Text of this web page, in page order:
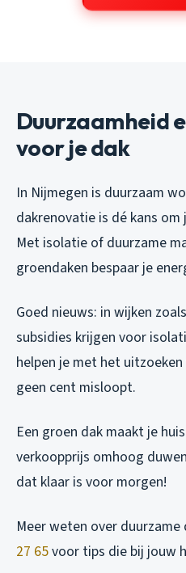
Duurzaamheid
voor je dak
In Nijmegen is duurzaam
dakrenovatie is dé kans
Met isolatie of duurzame
groendaken bespaar je
Goed nieuws: in wijken
subsidies krijgen voor
helpen je met het
geen cent misloopt.
Een groen dak maakt je
verkoopprijs omhoog
dat klaar is voor morgen!
Meer weten over duurzame
27 65voor tips die bij jouw